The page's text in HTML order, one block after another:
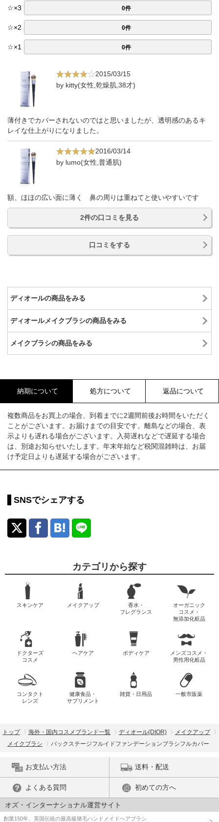
☆×3 0件
☆×2 0件
☆×1 0件
2015/03/15
by kitty(女性,乾燥肌,38才)
薄付きでカバーされないのではと思いましたが、透明感のあるキ
レイな仕上がりになりました。
2016/03/14
by lumo(女性,普通肌)
額、ほほの広い面に薄く 鼻の周りは重ねてと使いやすいです
2件の口コミを見る
口コミをする
ディオールの商品をみる
ディオールメイクブラシの商品をみる
メイクブラシの商品をみる
納期について 処方について 返品について
複数商品をお買上の場合、到着までに2週間前後お時間をいただく
ことがございます。お届けまでの目安です。離島などの場合、表
示よりも遅れる場合がございます。入荷遅れなどで遅延する場合
は、別途お知らせいたします。年末年始など税関混雑時は、お届
け予定日よりも遅延する場合がございます。
SNSでシェアする
カテゴリから探す
スキンケア メイクアップ
香水・
フレグランス
オーガニック
コスメ・
無添加化粧品
ドクターズ
コスメ
ヘアケア ボディケア
メンズコスメ・
男性用化粧品
コンタクト
レンズ
健康食品・
サプリメント
雑貨・日用品 一般市販薬
トップ 海外・国内コスメブランド一覧 ディオール(DIOR)
メイクアップ
メイクブラシ
バックステージフルイドファンデーションブラシフルカバー
お支払い方法 送料・配送
よくある質問 初めての方へ
オズ・インターナショナル運営サイト
創業150年、英国伝統の最高級猪毛ハンドメイドヘアブラシ